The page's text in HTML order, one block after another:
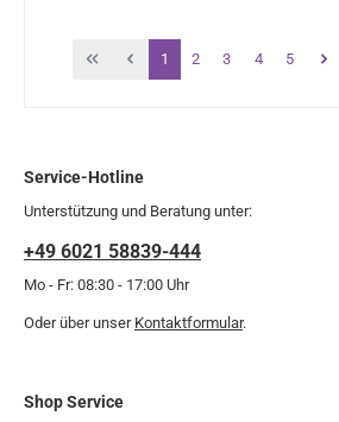
Seite
1 Seite
2 Seite
3 Seite
4 Seite
5
Service-Hotline
Unterstützung und Beratung unter:
+49 6021 58839-444
Mo - Fr: 08:30 - 17:00 Uhr
Oder über unser Kontaktformular.
Shop Service